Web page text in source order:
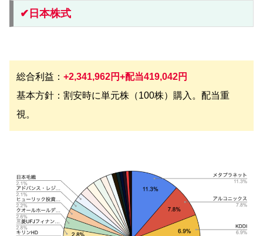
✔︎日本株式
総合利益： +2,341,962円+配当419,042円
基本方針：割安時に単元株（100株）購入。配当重
視。